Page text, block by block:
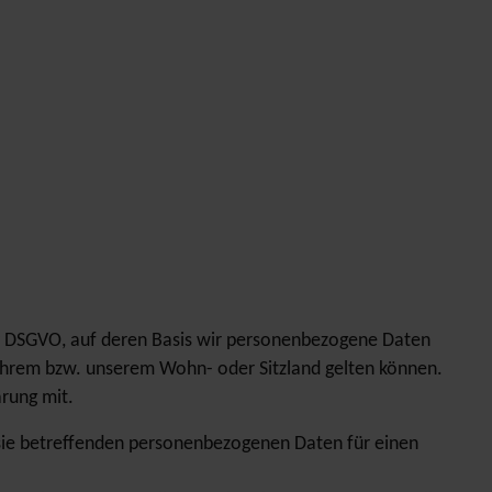
auf deren Basis wir personenbezogene Daten
bzw. unserem Wohn- oder Sitzland gelten können.
mit.
betreffenden personenbezogenen Daten für einen